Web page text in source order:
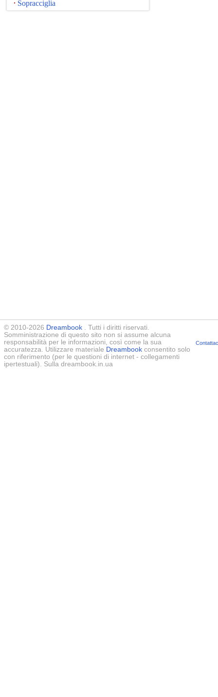
Sopracciglia
© 2010-2026 Dreambook . Tutti i diritti riservati.
Somministrazione di questo sito non si assume alcuna
responsabilità per le informazioni, così come la sua
accuratezza. Utilizzare materiale Dreambook consentito solo
con riferimento (per le questioni di internet - collegamenti
ipertestuali). Sulla dreambook.in.ua